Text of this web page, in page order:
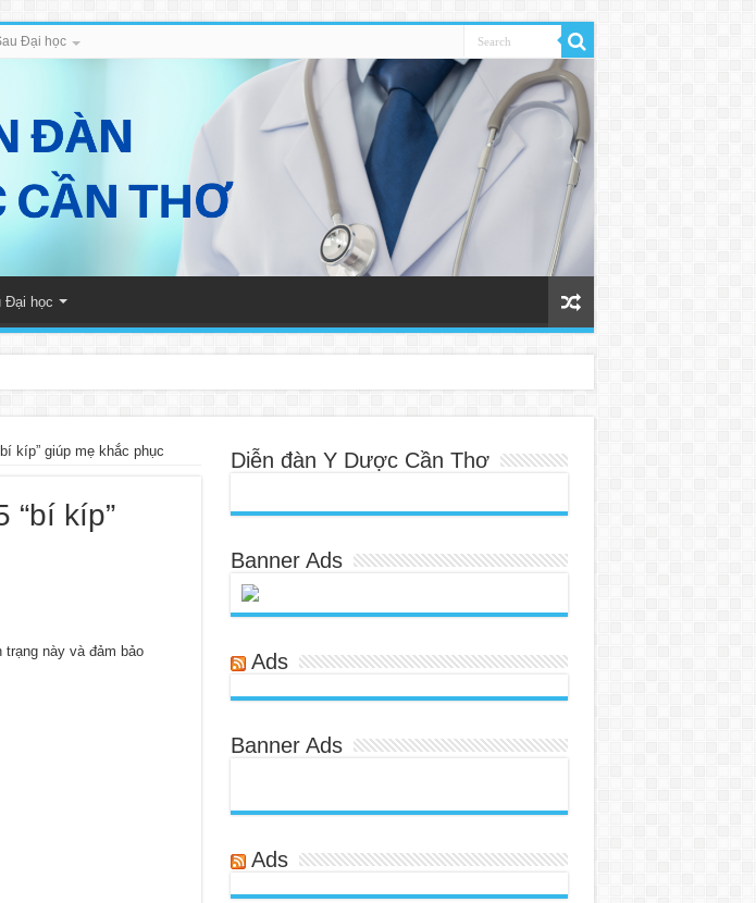
Đại học
Đại học
kíp” giúp mẹ khắc phục
“bí kíp”
này và đảm bảo
Diễn đàn Y Dược Cần Thơ
Banner Ads
Ads
Banner Ads
Ads